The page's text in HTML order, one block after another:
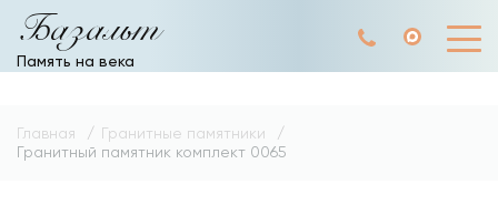
Базальт
Память на века
Главная
Гранитные памятники
Гранитный памятник комплект 0065